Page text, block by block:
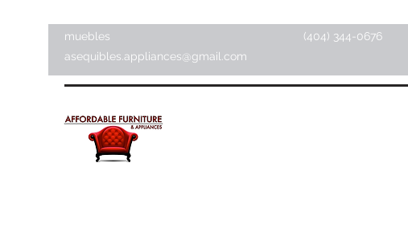
muebles
asequibles.appliances@gmail.com
(404) 344-0676